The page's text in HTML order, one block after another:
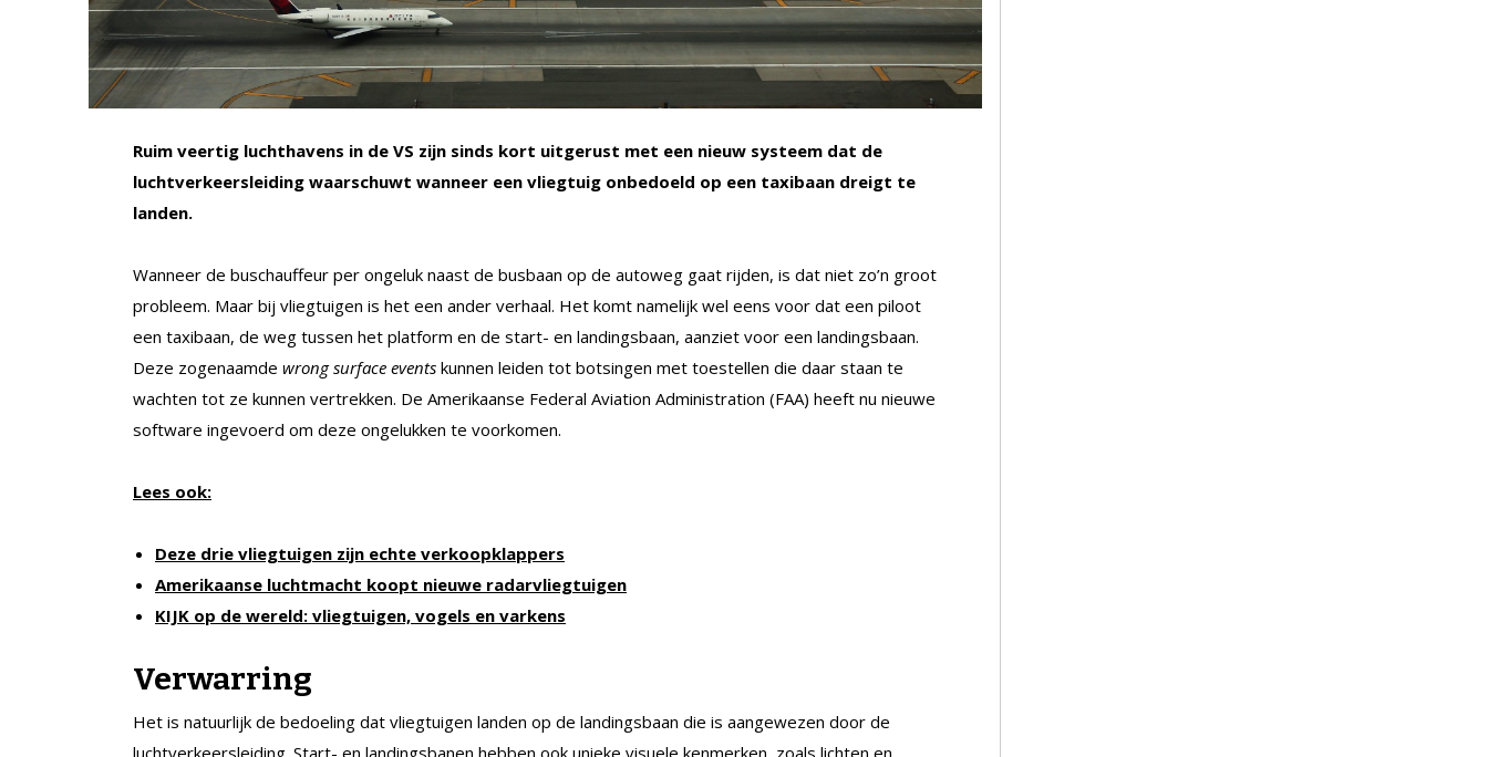
Ruim veertig luchthavens in de VS zijn sinds kort uitgerust met een nieuw systeem dat de
luchtverkeersleiding waarschuwt wanneer een vliegtuig onbedoeld op een taxibaan dreigt te
landen.
Wanneer de buschauffeur per ongeluk naast de busbaan op de autoweg gaat rijden, is dat niet zo’n groot
probleem. Maar bij vliegtuigen is het een ander verhaal. Het komt namelijk wel eens voor dat een piloot
een taxibaan, de weg tussen het platform en de start- en landingsbaan, aanziet voor een landingsbaan.
Deze zogenaamde wrong surface events kunnen leiden tot botsingen met toestellen die daar staan te
wachten tot ze kunnen vertrekken. De Amerikaanse Federal Aviation Administration (FAA) heeft nu nieuwe
software ingevoerd om deze ongelukken te voorkomen.
Lees ook:
Deze drie vliegtuigen zijn echte verkoopklappers
Amerikaanse luchtmacht koopt nieuwe radarvliegtuigen
KIJK op de wereld: vliegtuigen, vogels en varkens
Verwarring
Het is natuurlijk de bedoeling dat vliegtuigen landen op de landingsbaan die is aangewezen door de
luchtverkeersleiding. Start- en landingsbanen hebben ook unieke visuele kenmerken, zoals lichten en